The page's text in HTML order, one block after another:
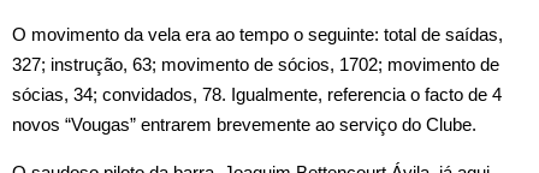
O movimento da vela era ao tempo o seguinte: total de saídas,
327; instrução, 63; movimento de sócios, 1702; movimento de
sócias, 34; convidados, 78. Igualmente, referencia o facto de 4
novos “Vougas” entrarem brevemente ao serviço do Clube.